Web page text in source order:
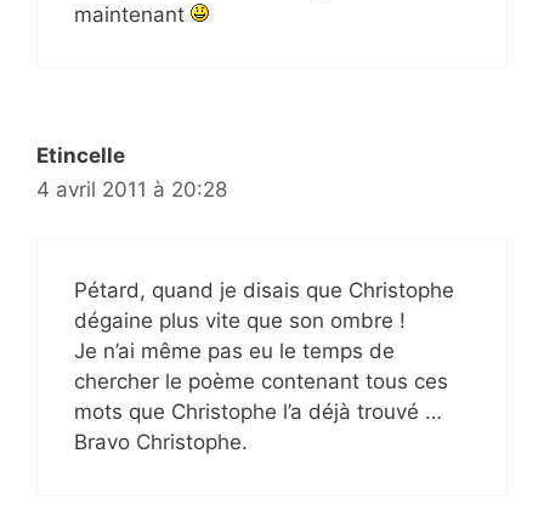
maintenant
Etincelle
4 avril 2011 à 20:28
Pétard, quand je disais que Christophe
dégaine plus vite que son ombre !
Je n’ai même pas eu le temps de
chercher le poème contenant tous ces
mots que Christophe l’a déjà trouvé …
Bravo Christophe.